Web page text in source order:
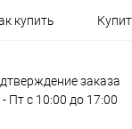
купить
заказа
Пт с 10:00 до 17:00